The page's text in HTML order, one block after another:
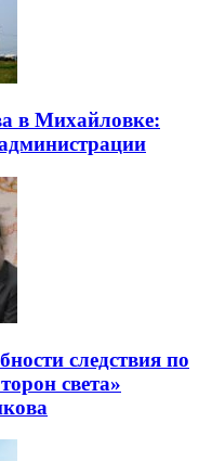
в Михайловке:
следствия по
света»